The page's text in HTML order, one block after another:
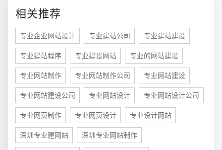
相关推荐
专业企业网站设计 专业建站公司 专业建站建设
专业建站程序 专业建设网站 专业的网站建设
专业网站制作 专业网站制作公司 专业网站建设
专业网站建设公司 专业网站设计 专业网站设计公司
专业网页制作 专业网页设计 专业设计网站
深圳专业建网站 深圳专业网站制作